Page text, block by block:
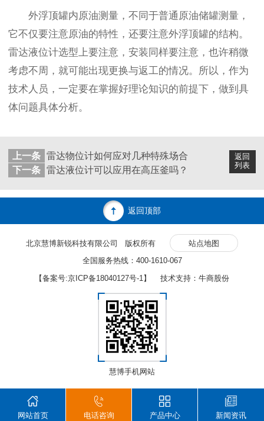
外浮顶罐内原油测量，不同于普通原油储罐测量，
它不仅要注意原油的特性，还要注意外浮顶罐的结构。
雷达液位计选型上要注意，安装同样要注意，也许稍微
考虑不周，就可能出现更换与返工的情况。所以，作为
技术人员，一定要在掌握好理论知识的前提下，做到具
体问题具体分析。
返回
列表
上一条 雷达物位计如何应对几种特殊场合
下一条 雷达液位计可以应用在高压釜吗？
返回顶部
北京慧博新锐科技有限公司 版权所有
站点地图
全国服务热线：400-1610-067
【备案号:京ICP备18040127号-1 】 技术支持：牛商股份
慧博手机网站
网站首页 电话咨询 产品中心 新闻资讯